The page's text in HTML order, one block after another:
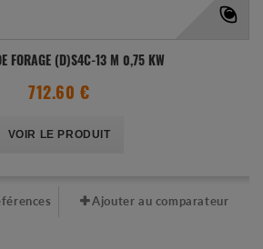
FORAGE (D)S4C-13 M 0,75 KW
712.60 €
VOIR LE PRODUIT
Ajouter au comparateur